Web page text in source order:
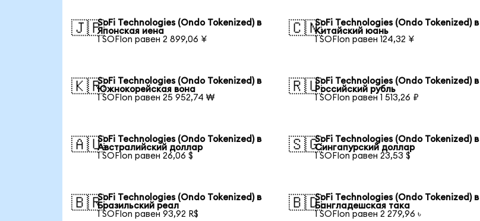
🇯🇵SoFi Technologies (Ondo Tokenized) в
Японская иена
1 SOFIon равен 2 899,06 ¥
🇨🇳SoFi Technologies (Ondo Tokenized) в
Китайский юань
1 SOFIon равен 124,32 ¥
🇰🇷SoFi Technologies (Ondo Tokenized) в
Южнокорейская вона
1 SOFIon равен 25 952,74 ₩
🇷🇺SoFi Technologies (Ondo Tokenized) в
Российский рубль
1 SOFIon равен 1 513,26 ₽
🇦🇺SoFi Technologies (Ondo Tokenized) в
Австралийский доллар
1 SOFIon равен 26,06 $
🇸🇬SoFi Technologies (Ondo Tokenized) в
Сингапурский доллар
1 SOFIon равен 23,53 $
🇧🇷SoFi Technologies (Ondo Tokenized) в
Бразильский реал
1 SOFIon равен 93,92 R$
🇧🇩SoFi Technologies (Ondo Tokenized) в
Бангладешская така
1 SOFIon равен 2 279,96 ৳